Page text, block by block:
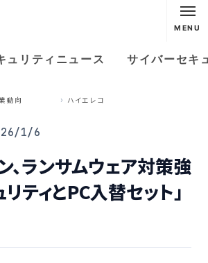
MENU
ュリティニュース サイバーセキ
動向
1/6
、ランサムウェア対策強
ティとPC入替セット」